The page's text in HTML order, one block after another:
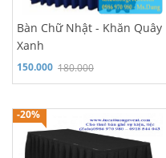
Bàn Chữ Nhật - Khăn Quây
Xanh
180.000
150.000
Hỗ trợ 24/7: 0986 970 980
-20%